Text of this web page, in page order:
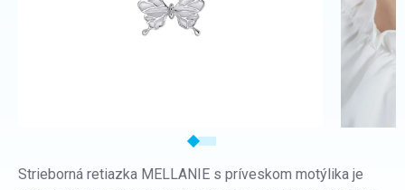
Strieborná retiazka MELLANIE s príveskom motýlika je